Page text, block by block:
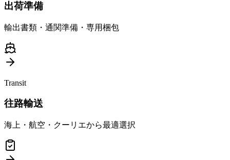
出荷準備
輸出書類・通関準備・専用梱包
Transit
往路輸送
海上・航空・クーリエから最適選択